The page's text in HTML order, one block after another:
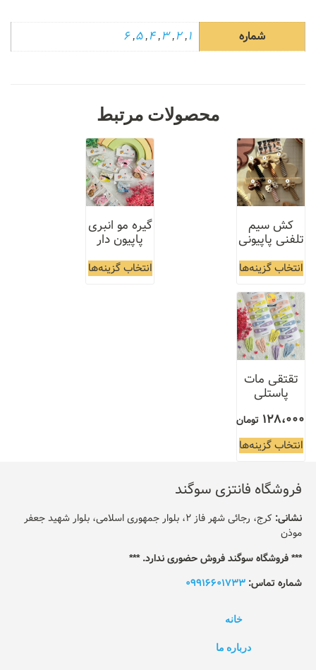
شماره 1
,
2
,
3
,
4
,
5
,
6
محصولات مرتبط
کش سیم‌
تلفنی پاپیونی
انتخاب گزینه‌ها
گیره مو انبری
پاپیون دار
انتخاب گزینه‌ها
تقتقی مات
پاستلی
128،000 تومان
انتخاب گزینه‌ها
فروشگاه فانتزی سوگند
نشانی:
کرج، رجائی شهر فاز 2، بلوار جمهوری اسلامی، بلوار شهید جعفر
موذن
*** فروشگاه سوگند فروش حضوری ندارد. ***
شماره تماس: 09916601733
خانه
درباره ما